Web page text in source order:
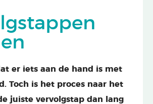
er iets aan de hand is met
Toch is het proces naar het
juiste vervolgstap dan lang